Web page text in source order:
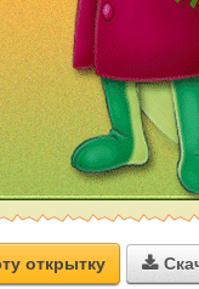
открытку 